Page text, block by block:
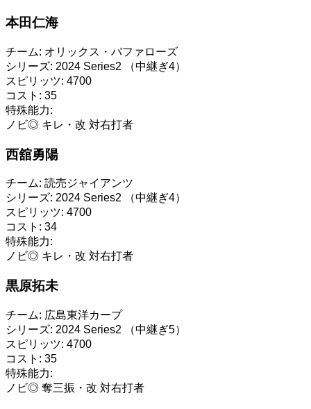
本田仁海
チーム: オリックス・バファローズ
シリーズ: 2024 Series2 （中継ぎ4）
スピリッツ: 4700
コスト: 35
特殊能力:
ノビ◎ キレ・改 対右打者
西舘勇陽
チーム: 読売ジャイアンツ
シリーズ: 2024 Series2 （中継ぎ4）
スピリッツ: 4700
コスト: 34
特殊能力:
ノビ◎ キレ・改 対右打者
黒原拓未
チーム: 広島東洋カープ
シリーズ: 2024 Series2 （中継ぎ5）
スピリッツ: 4700
コスト: 35
特殊能力:
ノビ◎ 奪三振・改 対右打者